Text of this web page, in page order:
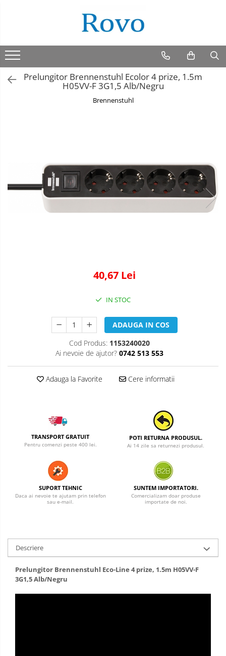
Prelungitor Brennenstuhl Ecolor 4 prize, 1.5m
H05VV-F 3G1,5 Alb/Negru
Brennenstuhl
40,67 Lei
IN STOC
ADAUGA IN COS
Cod Produs: 1153240020
Ai nevoie de ajutor? 0742 513 553
Adauga la Favorite Cere informatii
TRANSPORT GRATUIT
Pentru comenzi peste 400 lei.
POTI RETURNA PRODUSUL.
Ai 14 zile sa returnezi produsul.
SUPORT TEHNIC
Daca ai nevoie te ajutam prin telefon
sau e-mail.
SUNTEM IMPORTATORI.
Comercializam doar produse
importate de noi.
Descriere
Prelungitor Brennenstuhl Eco-Line 4 prize, 1.5m H05VV-F
3G1,5 Alb/Negru